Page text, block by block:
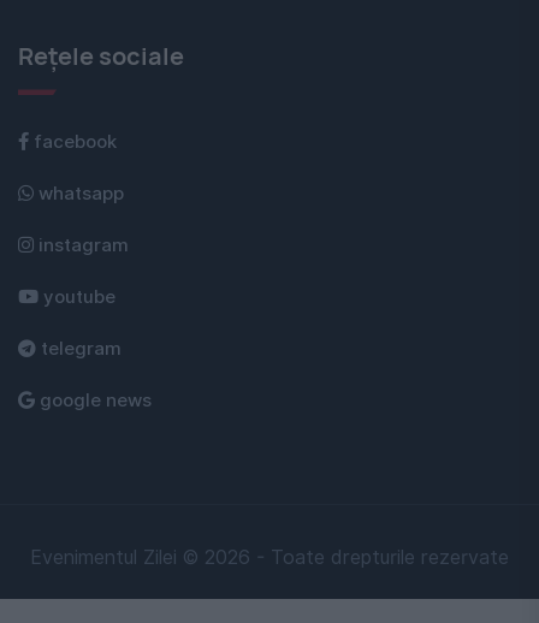
Rețele sociale
facebook
whatsapp
instagram
youtube
telegram
google news
Evenimentul Zilei © 2026 - Toate drepturile rezervate